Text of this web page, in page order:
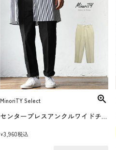
MinoriTY Select
センタープレスアンクルワイドチノパンツ
¥3,960税込